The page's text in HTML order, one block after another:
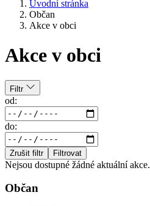
Úvodní stránka
Občan
Akce v obci
Akce v obci
Filtr
od:
do:
Zrušit filtr Filtrovat
Nejsou dostupné žádné aktuální akce.
Občan